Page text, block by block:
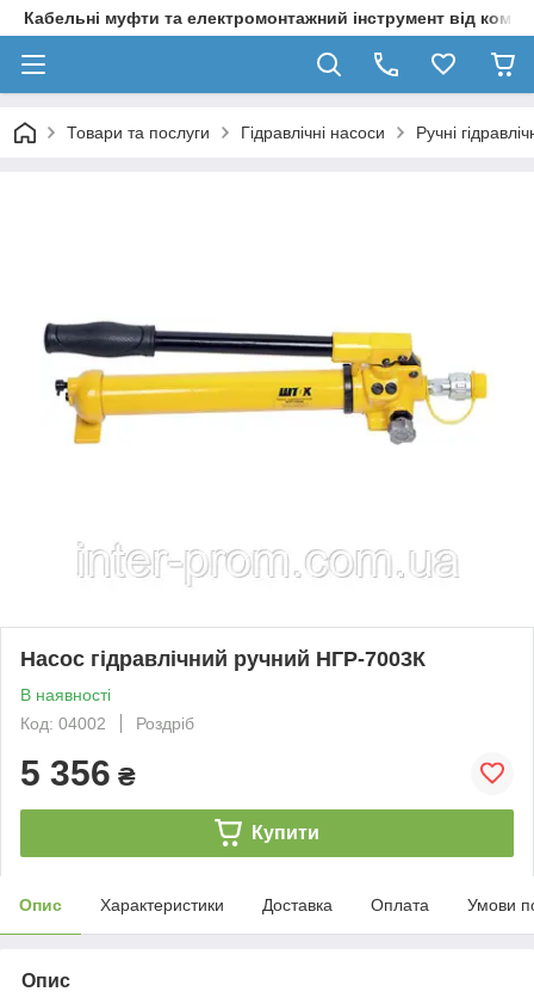
Кабельні муфти та електромонтажний інструмент від
Товари та послуги Гідравлічні насоси Ручні
Насос гідравлічний ручний НГР-7003К
В наявності
Код: 04002
Роздріб
5 356 ₴
Купити
Опис Характеристики Доставка Оплата Умови
Опис